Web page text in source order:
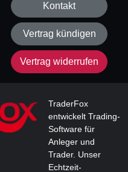
Kontakt
Vertrag kündigen
Vertrag widerrufen
TraderFox
entwickelt Trading-
Software für
Anleger und
Trader. Unser
Echtzeit-